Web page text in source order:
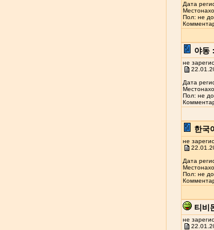
Дата
Пол: не
야동 :
не
Дата
Пол: не
한국
не
Дата
Пол: не
티비
не